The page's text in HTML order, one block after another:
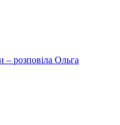
розповіла Ольга